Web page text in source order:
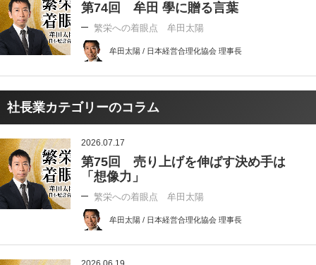
第74回 牟田 學に贈る言葉
繁栄への着眼点 牟田太陽
牟田太陽 / 日本経営合理化協会 理事長
社長業カテゴリーのコラム
2026.07.17
第75回 売り上げを伸ばす決め手は
「想像力」
繁栄への着眼点 牟田太陽
牟田太陽 / 日本経営合理化協会 理事長